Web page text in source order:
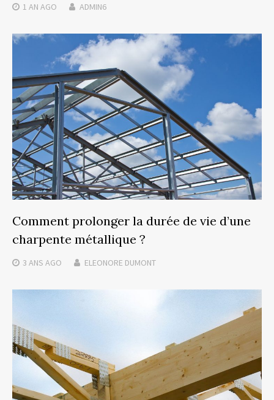
1 AN AGO ADMIN6
Comment prolonger la durée de vie d’une
charpente métallique ?
3 ANS AGO ELEONORE DUMONT